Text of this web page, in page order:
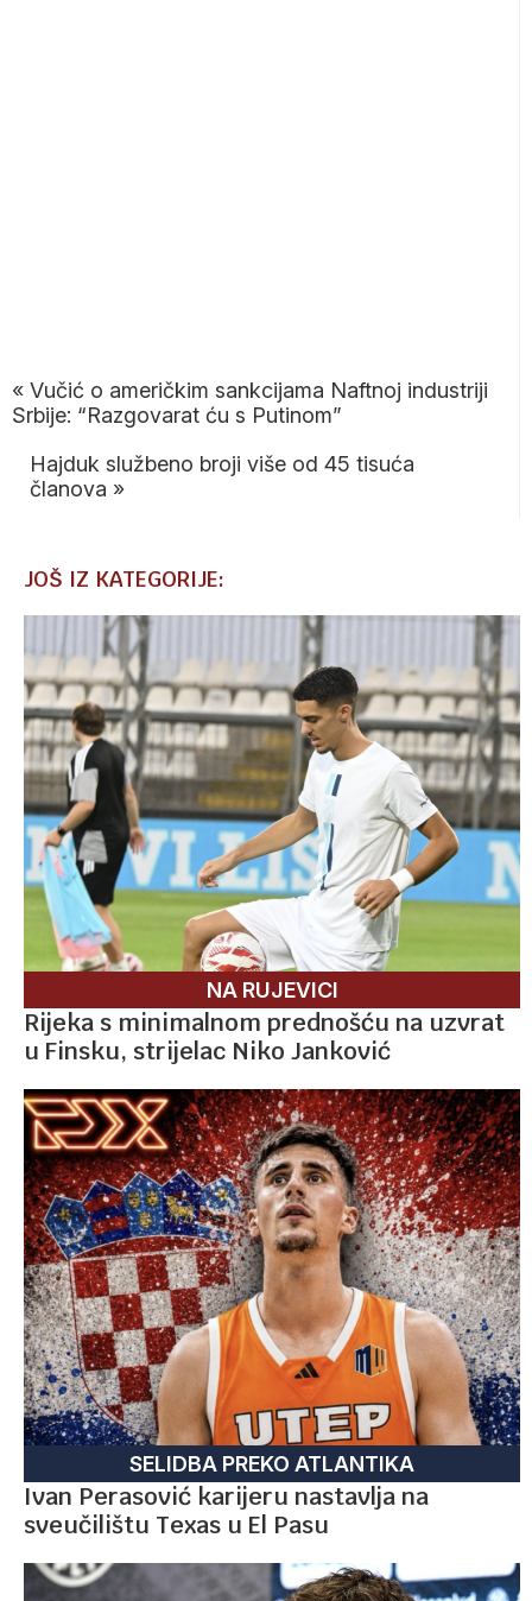
« Vučić o američkim sankcijama Naftnoj industriji
Srbije: “Razgovarat ću s Putinom”
Hajduk službeno broji više od 45 tisuća
članova »
JOŠ IZ KATEGORIJE:
NA RUJEVICI
Rijeka s minimalnom prednošću na uzvrat
u Finsku, strijelac Niko Janković
SELIDBA PREKO ATLANTIKA
Ivan Perasović karijeru nastavlja na
sveučilištu Texas u El Pasu